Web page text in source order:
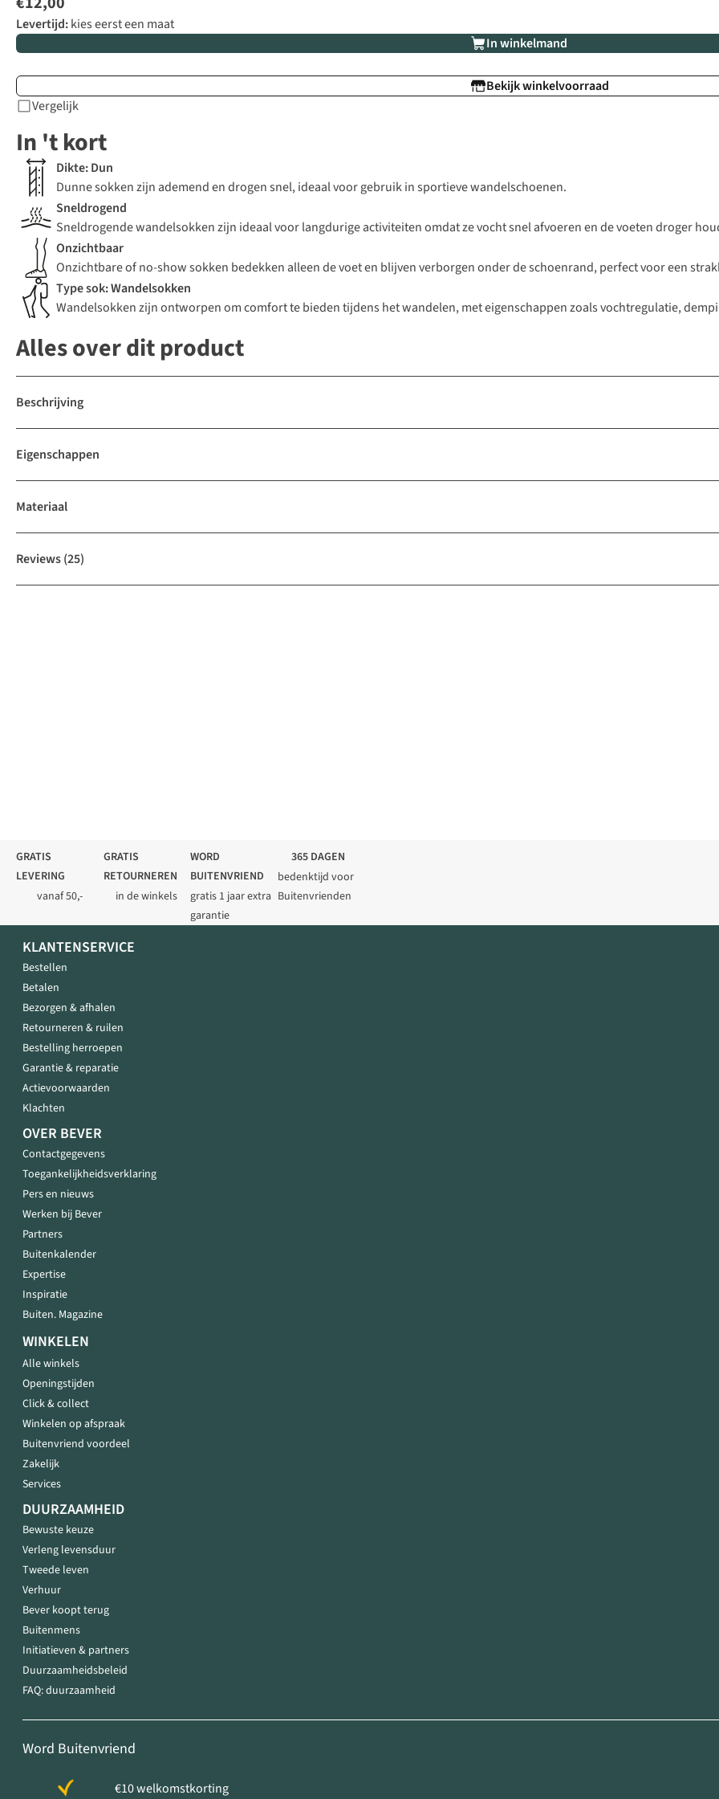
Levertijd:kies eerst een maat
In winkelmand
Bekijk winkelvoorraad
Vergelijk
In 't kort
Dikte: Dun
Dunne sokken zijn ademend en drogen snel, ideaal voor gebruik in sportieve wandelschoenen.
Sneldrogend
Sneldrogende wandelsokken zijn ideaal voor langdurige activiteiten omdat ze vocht snel afvoeren en de voeten droger
Onzichtbaar
Onzichtbare of no-show sokken bedekken alleen de voet en blijven verborgen onder de schoenrand, perfect voor een
Type sok: Wandelsokken
Wandelsokken zijn ontworpen om comfort te bieden tijdens het wandelen, met eigenschappen zoals vochtregulatie,
Alles over dit product
Beschrijving
Eigenschappen
Materiaal
Reviews(25)
GRATIS
LEVERING
vanaf 50,-
GRATIS
RETOURNEREN
in de winkels
WORD
BUITENVRIEND
gratis 1 jaar extra
garantie
365 DAGEN
bedenktijd voor
Buitenvrienden
KLANTENSERVICE
Bestellen
Betalen
Bezorgen & afhalen
Retourneren & ruilen
Bestelling herroepen
Garantie & reparatie
Actievoorwaarden
Klachten
OVER BEVER
Contactgegevens
Toegankelijkheidsverklaring
Pers en nieuws
Werken bij Bever
Partners
Buitenkalender
Expertise
Inspiratie
Buiten. Magazine
WINKELEN
Alle winkels
Openingstijden
Click & collect
Winkelen op afspraak
Buitenvriend voordeel
Zakelijk
Services
DUURZAAMHEID
Bewuste keuze
Verleng levensduur
Tweede leven
Verhuur
Bever koopt terug
Buitenmens
Initiatieven & partners
Duurzaamheidsbeleid
FAQ: duurzaamheid
Word Buitenvriend
€10 welkomstkorting